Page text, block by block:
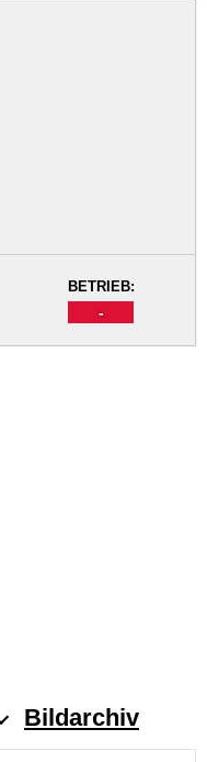
BETRIEB:
-
Bildarchiv